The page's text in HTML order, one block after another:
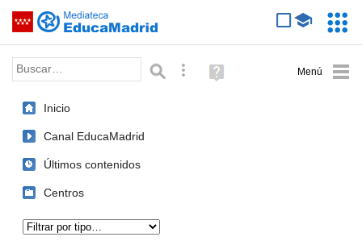
Saltar navegación
Palabra o frase: Búsqueda avanzada
Ayuda
(en
Inicio
Canal EducaMadrid
Últimos contenidos
Centros